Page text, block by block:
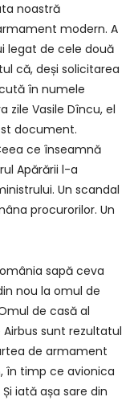
noastră
modern. A
legat de cele două
că, deși solicitarea
în numele
zile Vasile Dîncu, el
document.
ce înseamnă
Apărării l-a
Un scandal
procurorilor. Un
sapă ceva
nou la omul de
de casă al
sunt rezultatul
de armament
în timp ce avionica
iată așa sare din